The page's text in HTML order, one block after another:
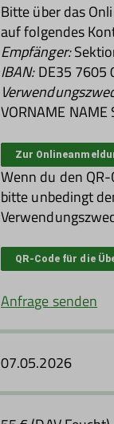
Bitte über das
auf folgendes
Empfänger:
IBAN:DE35 7605
VORNAME NAME
Zur
Wenn du den
bitte unbedingt
QR-Code für die
Anfrage senden
07.05.2026